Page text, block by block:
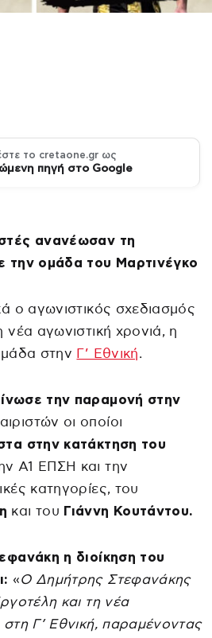
το cretaone.gr ως
πηγή στο Google
ανανέωσαν τη
την ομάδα του Μαρτινέγκο
ο αγωνιστικός σχεδιασμός
νέα αγωνιστική χρονιά, η
στην Γ’ Εθνική.
την παραμονή στην
οι οποίοι
στην κατάκτηση του
Α1 ΕΠΣΗ και την
κατηγορίες, του
και του Γιάννη Κουτάντου.
η διοίκηση του
«Ο Δημήτρης Στεφανάκης
και τη νέα
στη Γ’ Εθνική, παραμένοντας